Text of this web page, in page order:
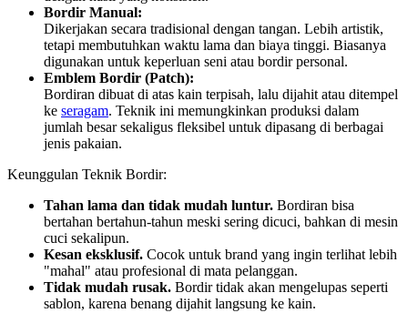
Bordir Manual:
Dikerjakan secara tradisional dengan tangan. Lebih artistik,
tetapi membutuhkan waktu lama dan biaya tinggi. Biasanya
digunakan untuk keperluan seni atau bordir personal.
Emblem Bordir (Patch):
Bordiran dibuat di atas kain terpisah, lalu dijahit atau ditempel
ke seragam. Teknik ini memungkinkan produksi dalam
jumlah besar sekaligus fleksibel untuk dipasang di berbagai
jenis pakaian.
Keunggulan Teknik Bordir:
Tahan lama dan tidak mudah luntur. Bordiran bisa
bertahan bertahun-tahun meski sering dicuci, bahkan di mesin
cuci sekalipun.
Kesan eksklusif. Cocok untuk brand yang ingin terlihat lebih
"mahal" atau profesional di mata pelanggan.
Tidak mudah rusak. Bordir tidak akan mengelupas seperti
sablon, karena benang dijahit langsung ke kain.